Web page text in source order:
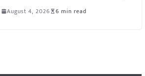
August 4, 2026 6 min read